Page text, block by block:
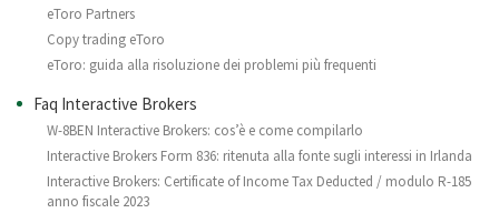
eToro Partners
Copy trading eToro
eToro: guida alla risoluzione dei problemi più frequenti
Faq Interactive Brokers
W-8BEN Interactive Brokers: cos’è e come compilarlo
Interactive Brokers Form 836: ritenuta alla fonte sugli interessi in Irlanda
Interactive Brokers: Certificate of Income Tax Deducted / modulo R-185
anno fiscale 2023